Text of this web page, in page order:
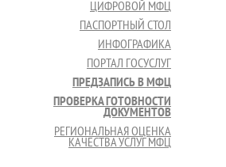
ЦИФРОВОЙ МФЦ
ПАСПОРТНЫЙ СТОЛ
ИНФОГРАФИКА
ПОРТАЛ ГОСУСЛУГ
ПРЕДЗАПИСЬ В МФЦ
ПРОВЕРКА ГОТОВНОСТИ
ДОКУМЕНТОВ
РЕГИОНАЛЬНАЯ ОЦЕНКА
КАЧЕСТВА УСЛУГ МФЦ